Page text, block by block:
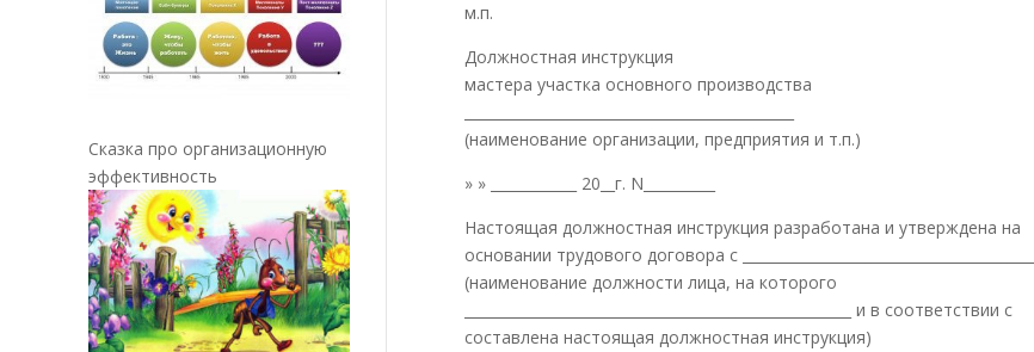
Сказка про организационную
эффективность
м.п.
Должностная инструкция
мастера участка основного производства
(наименование организации, предприятия и т.п.)
» » ____________ 20__г. N__________
Настоящая должностная инструкция разработана и утверждена на
основании трудового договора с __________________________________________
(наименование должности лица, на которого
______________________________________________________ и в соответствии с
составлена настоящая должностная инструкция)